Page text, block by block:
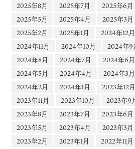
2025年8月
2025年7月
2025年6月
2025年5月
2025年4月
2025年3月
2025年2月
2025年1月
2024年12月
2024年11月
2024年10月
2024年9
2024年8月
2024年7月
2024年6月
2024年5月
2024年4月
2024年3月
2024年2月
2024年1月
2023年12月
2023年11月
2023年10月
2023年9
2023年8月
2023年7月
2023年6月
2023年5月
2023年4月
2023年3月
2023年2月
2023年1月
2022年11月